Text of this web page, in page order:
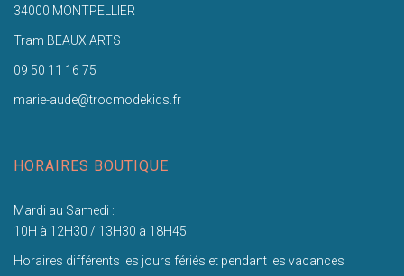
34000 MONTPELLIER
Tram BEAUX ARTS
09 50 11 16 75
marie-aude@trocmodekids.fr
HORAIRES BOUTIQUE
Mardi au Samedi :
10H à 12H30 / 13H30 à 18H45
Horaires différents les jours fériés et pendant les vacances